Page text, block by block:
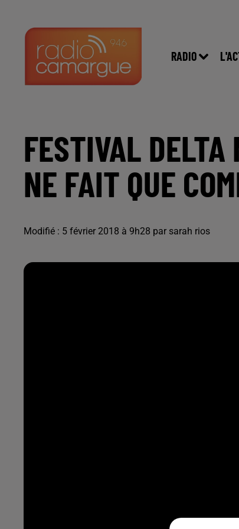
RADIO
FESTIVAL DELTA
NE FAIT QUE
Modifié : 5 février 2018 à 9h28 par sarah rios